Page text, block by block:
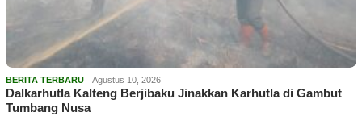
BERITA TERBARU Agustus 10, 2026
Dalkarhutla Kalteng Berjibaku Jinakkan Karhutla di Gambut
Tumbang Nusa